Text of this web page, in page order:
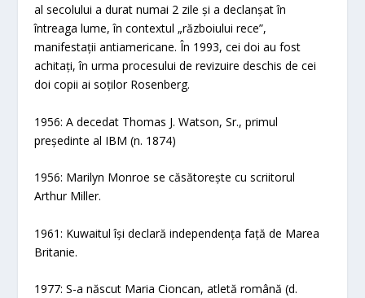
al secolului a durat numai 2 zile și a declanșat în
întreaga lume, în contextul „războiului rece”,
manifestații antiamericane. În 1993, cei doi au fost
achitați, în urma procesului de revizuire deschis de cei
doi copii ai soților Rosenberg.
1956: A decedat Thomas J. Watson, Sr., primul
președinte al IBM (n. 1874)
1956: Marilyn Monroe se căsătorește cu scriitorul
Arthur Miller.
1961: Kuwaitul își declară independența față de Marea
Britanie.
1977: S-a născut Maria Cioncan, atletă română (d.